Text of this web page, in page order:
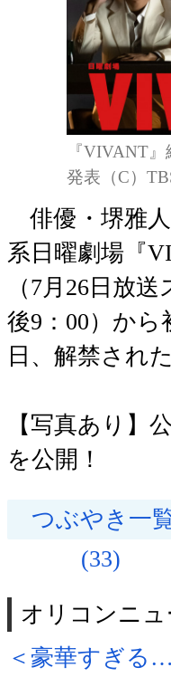
『VIVANT
発表（C）
俳優・堺雅
系日曜劇場『
（7月26日放
後9：00）か
日、解禁された
【写真あり】
を公開！
つぶやき一
(33)
オリコンニュ
＜豪華すぎる